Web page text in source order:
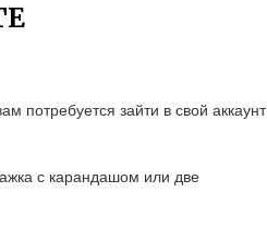
потребуется зайти в свой аккаунт
с карандашом или две